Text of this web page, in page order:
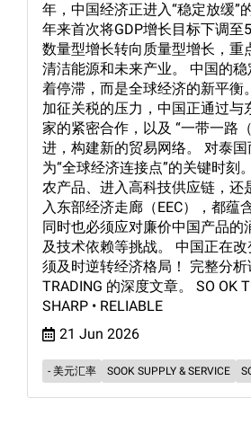
年，中国经济正进入“稳定放缓”
年来首次将GDP增长目标下调至
数量型增长转向质量型增长，重
清洁能源和未来产业。 中国的
着停滞，而是全球经济的新平衡
加征关税的压力，中国正通过与
家的紧密合作，以及 “一带一路
进，构建新的贸易网络。 对泰
为“全球经济连接点”的关键时刻
农产品、进入高科技供应链，还
入东部经济走廊（EEC），都蕴
同时也必须应对廉价中国产品的
及技术依赖等挑战。 中国正在
须及时逆转经济格局！ 完整分析
TRADING 的深度文章。 SO OK
SHARP • RELIABLE
21 Jun 2026
- 美元汇率 SOOK SUPPLY & SERVICE